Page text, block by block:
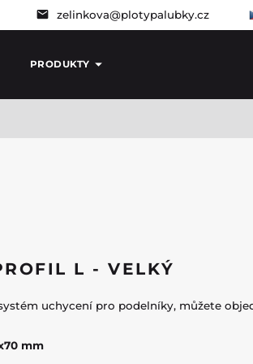
zelinkova@plotypalubky.cz
PRODUKTY
L - VELKÝ
uchycení pro podelníky, můžete
mm